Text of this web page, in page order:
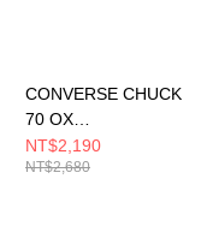
CONVERSE CHUCK
70 OX
UTILITY/SWAMP
CORE/EGRET 休閒鞋
NT$2,190
NT$2,680